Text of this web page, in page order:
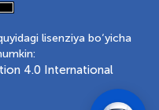
lisenziya bo‘yicha
4.0 International